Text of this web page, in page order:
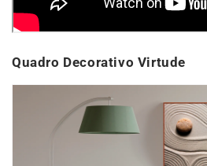
Quadro Decorativo Virtude